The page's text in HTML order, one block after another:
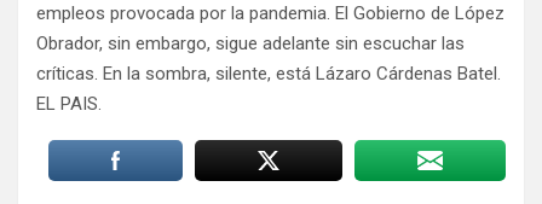
empleos provocada por la pandemia. El Gobierno de López
Obrador, sin embargo, sigue adelante sin escuchar las
críticas. En la sombra, silente, está Lázaro Cárdenas Batel.
EL PAIS.